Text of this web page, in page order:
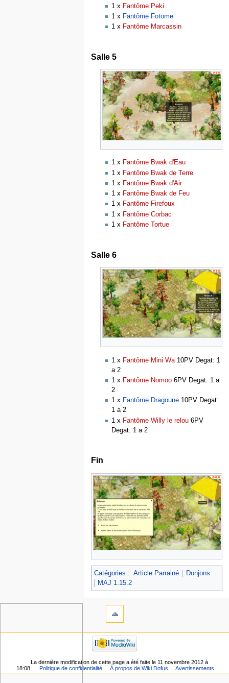
1 x Fantôme Peki
1 x Fantôme Fotome
1 x Fantôme Marcassin
Salle 5
1 x Fantôme Bwak d'Eau
1 x Fantôme Bwak de Terre
1 x Fantôme Bwak d'Air
1 x Fantôme Bwak de Feu
1 x Fantôme Firefoux
1 x Fantôme Corbac
1 x Fantôme Tortue
Salle 6
1 x Fantôme Mini Wa 10PV Degat: 1
a 2
1 x Fantôme Nomoo 6PV Degat: 1 a
2
1 x Fantôme Dragoune 10PV Degat:
1 a 2
1 x Fantôme Willy le relou 6PV
Degat: 1 a 2
Fin
Catégories : Article Parrainé
Donjons
MAJ 1.15.2
La dernière modification de cette page a été faite le 11 novembre 2012 à
18:08.
Politique de confidentialité À propos de Wiki Dofus Avertissements